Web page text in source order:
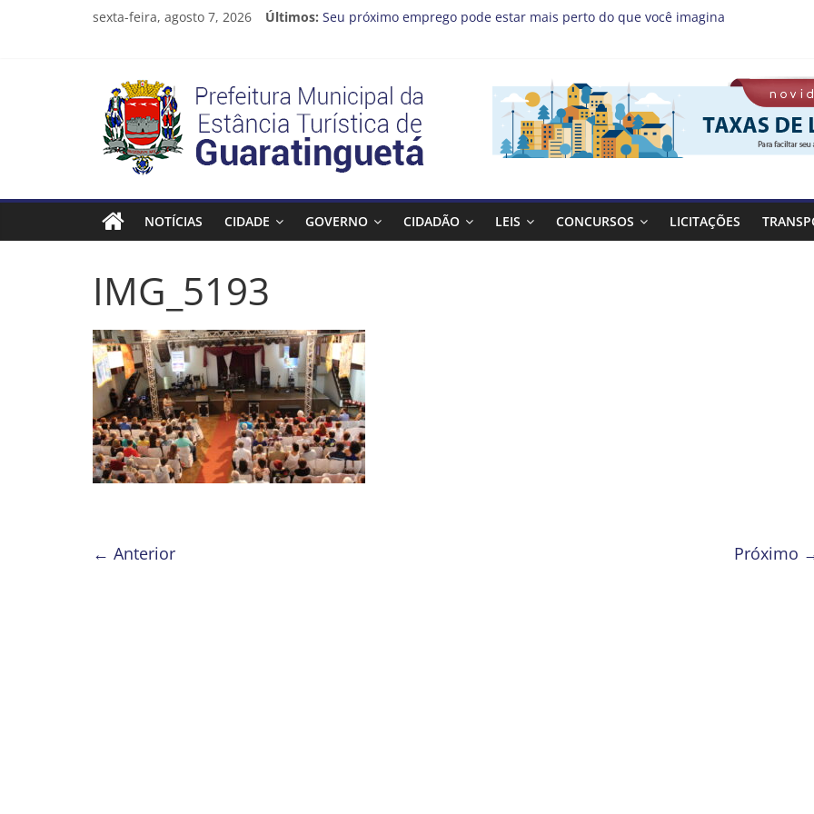
sexta-feira, agosto 7, 2026 Últimos: Seu próximo emprego pode estar mais perto do que você imagina
A Operação Cata Bagulho atenderá o seguinte bairro neste sábado, (08)
Prefeitura de Guaratinguetá orienta população sobre previsão de ventos fortes
Prefeitura
Estância
Turística
Guaratinguetá
Prefeitura
Estância
Turística
Guaratinguetá
NOTÍCIAS CIDADE GOVERNO CIDADÃO LEIS CONCURSOS LICITAÇÕES
IMG_5193
← Anterior Próximo